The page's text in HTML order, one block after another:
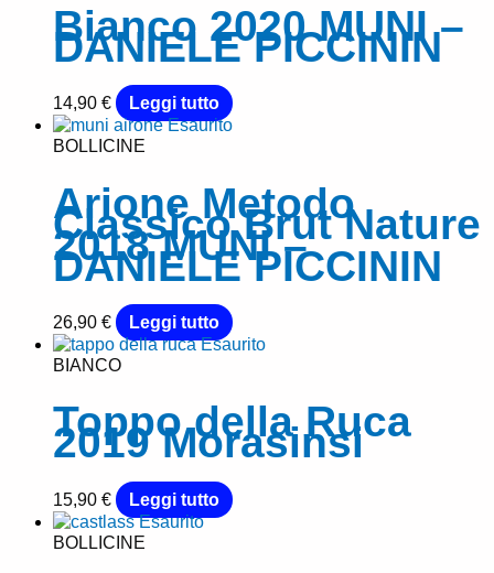
Bianco 2020 MUNI –
DANIELE PICCININ
14,90 €
Leggi tutto
Esaurito
BOLLICINE
Arione Metodo
Classico Brut Nature
2018 MUNI –
DANIELE PICCININ
26,90 €
Leggi tutto
Esaurito
BIANCO
Toppo della Ruca
2019 Morasinsi
15,90 €
Leggi tutto
Esaurito
BOLLICINE